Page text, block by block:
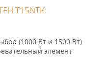
T15NTK:
(1000 Вт и 1500 Вт)
элемент